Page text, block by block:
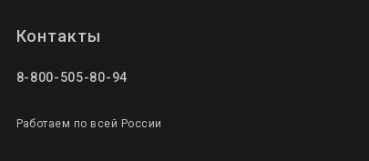
Контакты
8-800-505-80-94
Работаем по всей России